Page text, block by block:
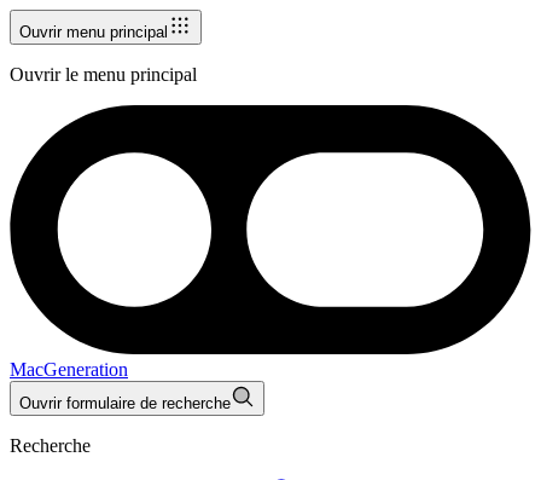
Ouvrir menu principal
Ouvrir le menu principal
MacGeneration
Ouvrir formulaire de recherche
Recherche